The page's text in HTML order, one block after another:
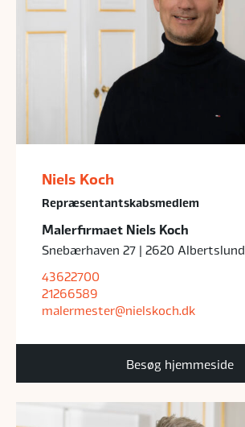
Niels Koch
Repræsentantskabsmedlem
Malerfirmaet Niels Koch
Snebærhaven 27 | 2620 Albertslund
43622700
21266589
malermester@nielskoch.dk
Besøg hjemmeside